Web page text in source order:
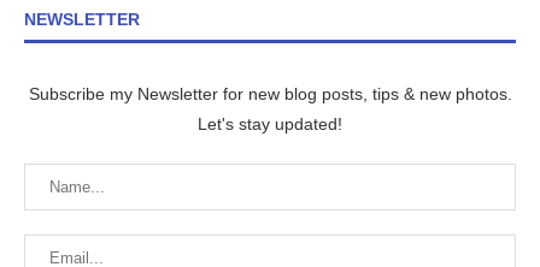
NEWSLETTER
Subscribe my Newsletter for new blog posts, tips & new photos.
Let's stay updated!